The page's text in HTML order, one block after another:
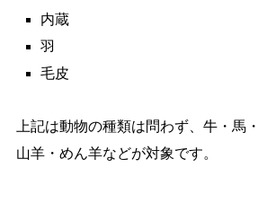
内蔵
羽
毛皮
上記は動物の種類は問わず、牛・馬
山羊・めん羊などが対象です。